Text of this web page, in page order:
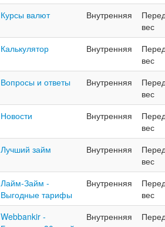
Курсы валют
Внутренняя
вес
Калькулятор
Внутренняя
вес
Вопросы и ответы
Внутренняя
вес
Новости
Внутренняя
вес
Лучший займ
Внутренняя
вес
Лайм-Займ -
Выгодные тарифы
Внутренняя
вес
Webbankir -
Внутренняя